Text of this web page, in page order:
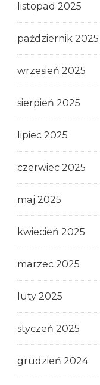
listopad 2025
październik 2025
wrzesień 2025
sierpień 2025
lipiec 2025
czerwiec 2025
maj 2025
kwiecień 2025
marzec 2025
luty 2025
styczeń 2025
grudzień 2024